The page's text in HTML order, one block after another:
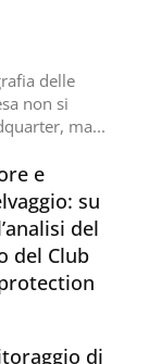
delle
non si
ma...
e
su
del
del Club
di